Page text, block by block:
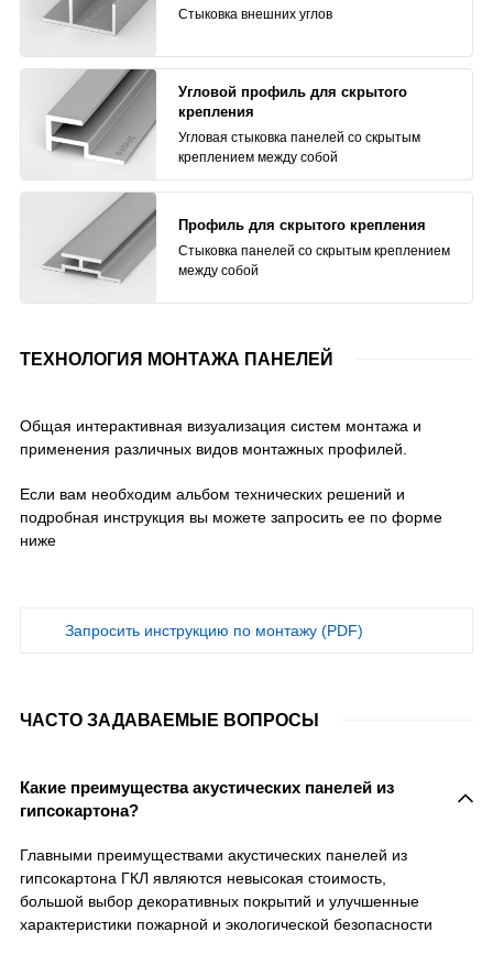
Стыковка внешних углов
Угловой профиль для скрытого
крепления
Угловая стыковка панелей со скрытым
креплением между собой
Профиль для скрытого крепления
Стыковка панелей со скрытым креплением
между собой
ТЕХНОЛОГИЯ МОНТАЖА ПАНЕЛЕЙ
Общая интерактивная визуализация систем монтажа и
применения различных видов монтажных профилей.
Если вам необходим альбом технических решений и
подробная инструкция вы можете запросить ее по форме
ниже
Запросить инструкцию по монтажу (PDF)
ЧАСТО ЗАДАВАЕМЫЕ ВОПРОСЫ
Какие преимущества акустических панелей из
гипсокартона?
Главными преимуществами акустических панелей из
гипсокартона ГКЛ являются невысокая стоимость,
большой выбор декоративных покрытий и улучшенные
характеристики пожарной и экологической безопасности